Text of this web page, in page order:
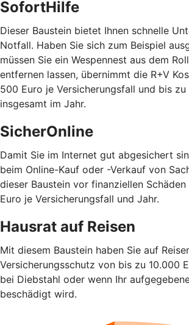
SofortHilfe
Dieser Baustein bietet Ihnen schnelle
Notfall. Haben Sie sich zum Beispiel
müssen Sie ein Wespennest aus dem
entfernen lassen, übernimmt die R+V
500 Euro je Versicherungsfall und bis
insgesamt im Jahr.
SicherOnline
Damit Sie im Internet gut abgesichert
beim Online-Kauf oder -Verkauf von
dieser Baustein vor finanziellen
Euro je Versicherungsfall und Jahr.
Hausrat auf Reisen
Mit diesem Baustein haben Sie auf
Versicherungsschutz von bis zu 10.000
bei Diebstahl oder wenn Ihr
beschädigt wird.